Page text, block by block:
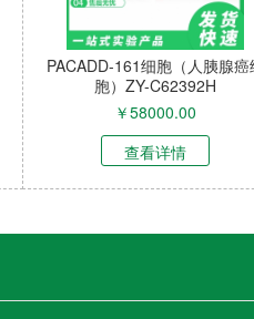
PACADD-161细胞（人胰腺癌
胞）ZY-C62392H
￥58000.00
查看详情